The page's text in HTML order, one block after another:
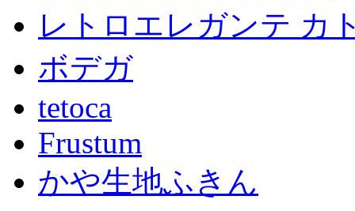
レトロエレガンテ カ
ボデガ
tetoca
Frustum
かや生地ふきん